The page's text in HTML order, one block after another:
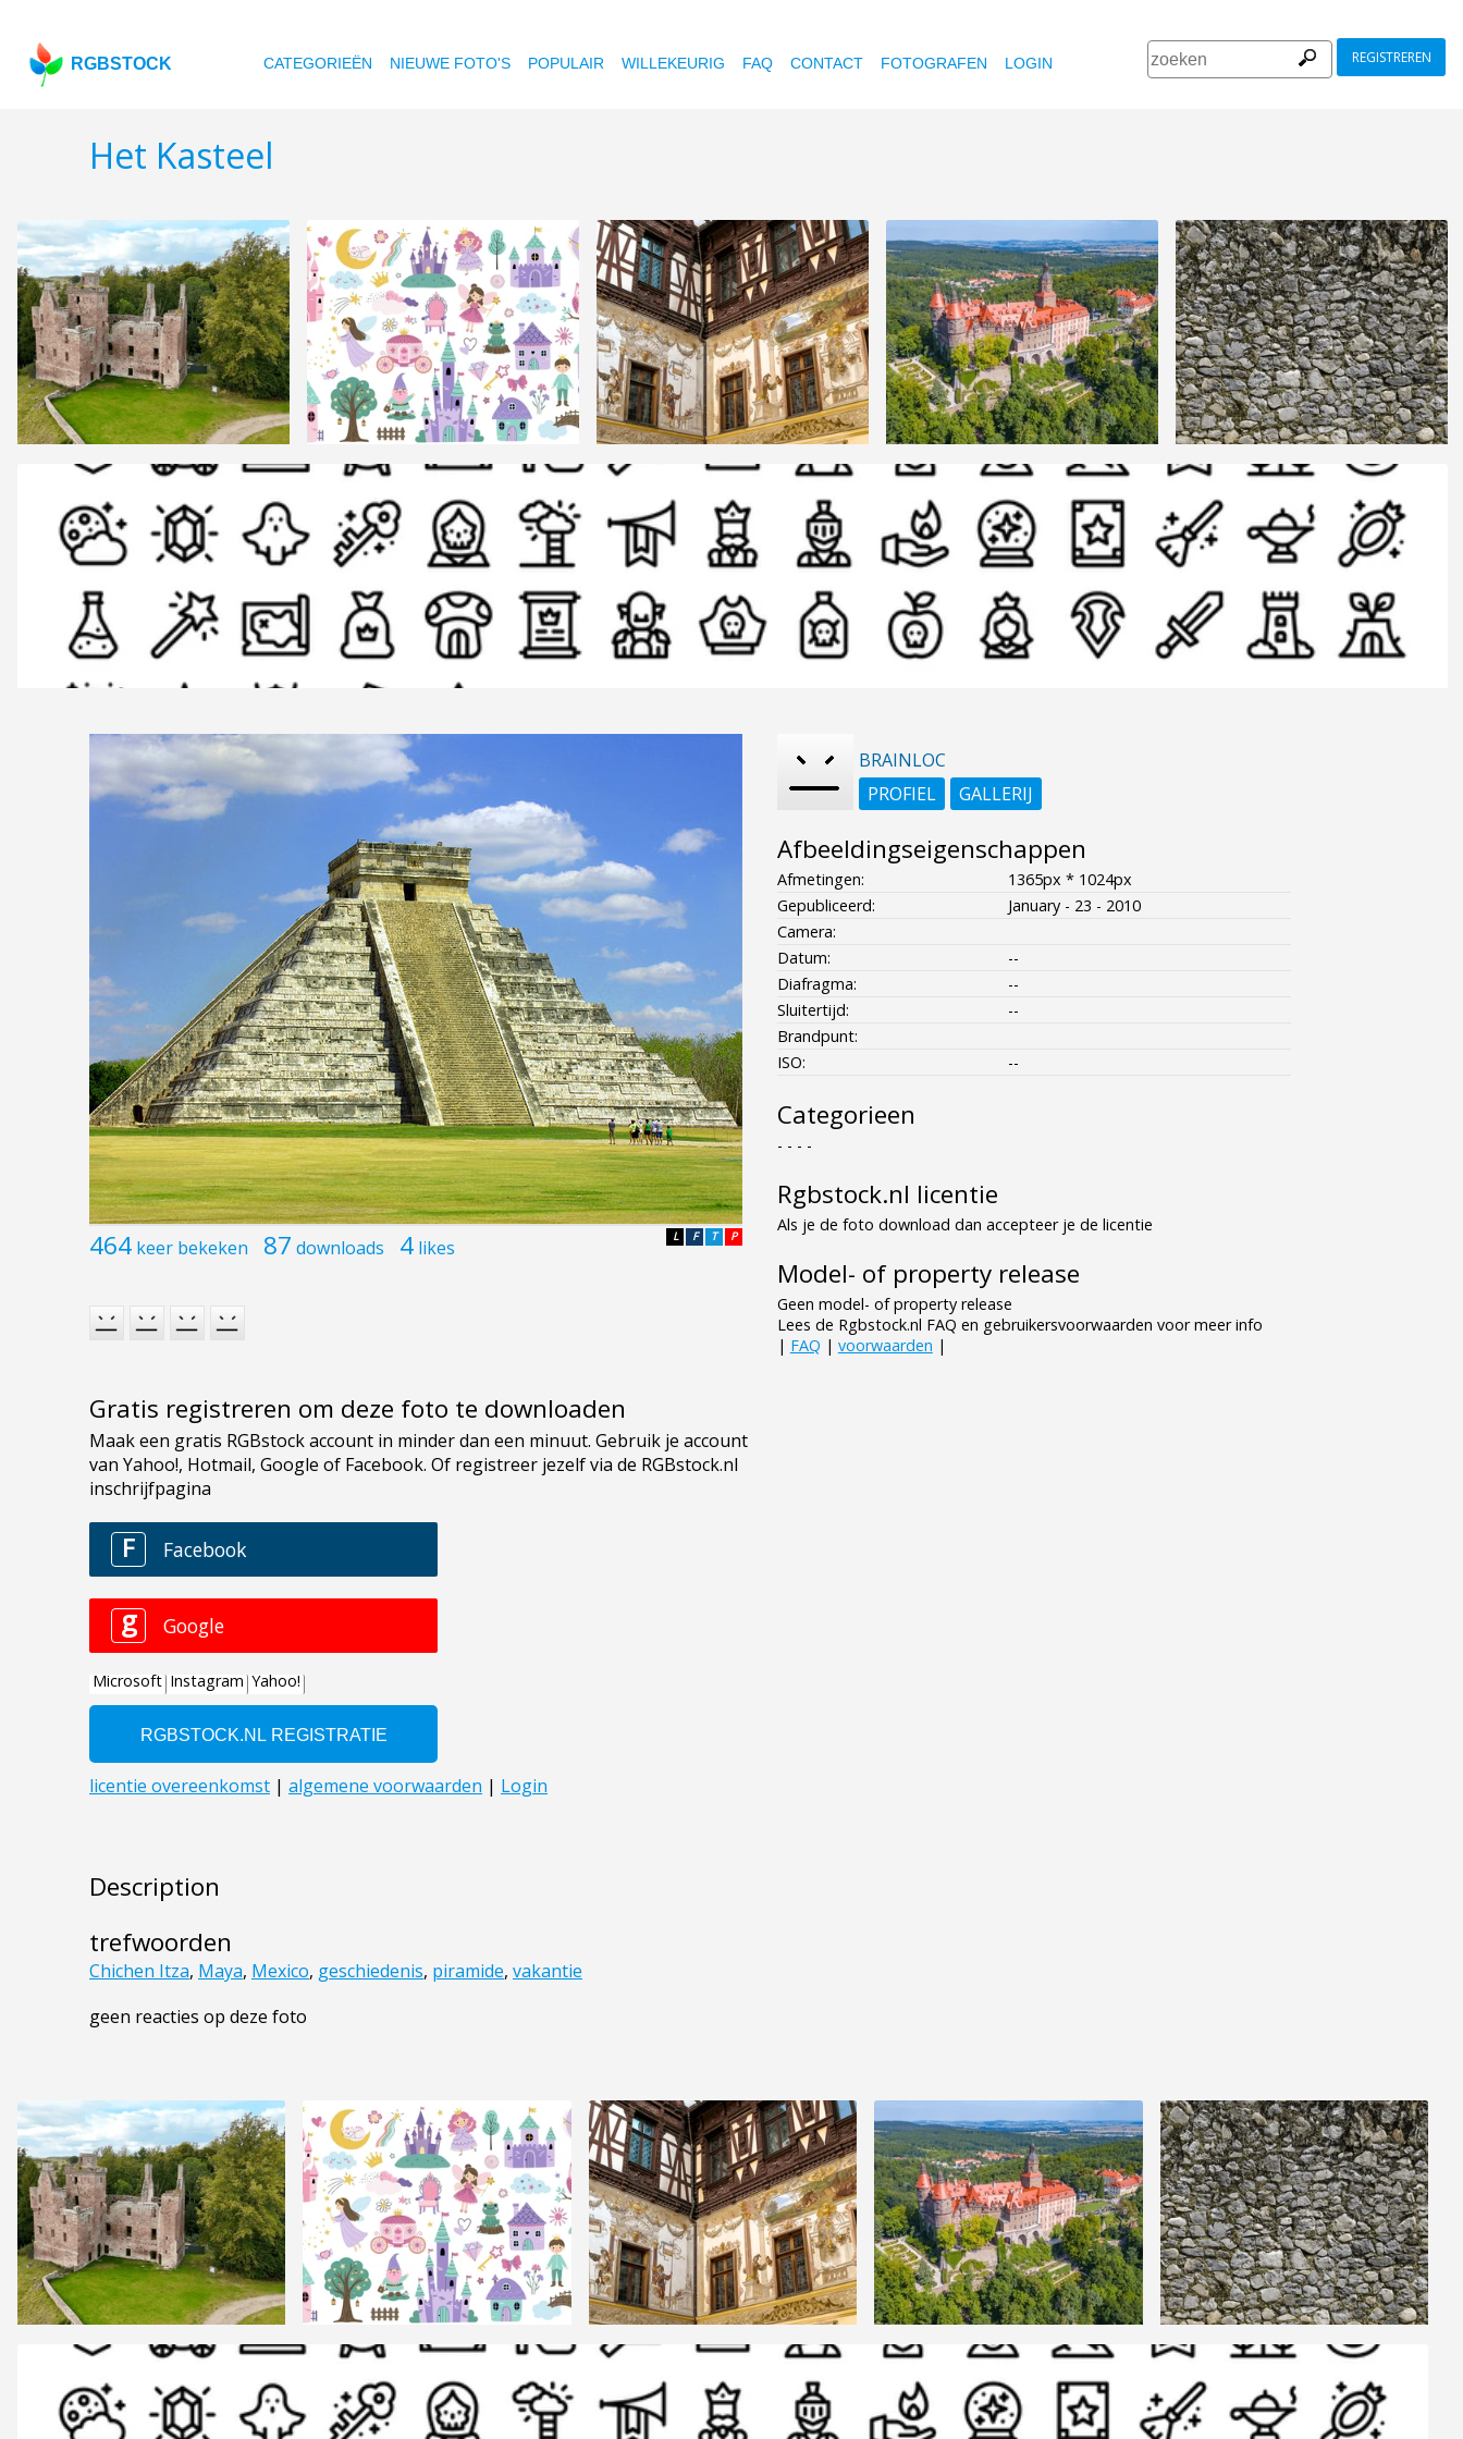
RGBSTOCK CATEGORIEËN NIEUWE FOTO'S POPULAIR WILLEKEURIG FAQ CONTACT FOTOGRAFEN LOGIN REGISTREREN
Het Kasteel
464 keer bekeken 87 downloads 4 likes P
T
F
L
Gratis registreren om deze foto te downloaden
Description
trefwoorden
Chichen Itza, Maya, Mexico, geschiedenis, piramide, vakantie
geen reacties op deze foto
BRAINLOC
PROFIEL
GALLERIJ
Afbeeldingseigenschappen
Afmetingen:
1365px * 1024px
Gepubliceerd:
January - 23 - 2010
Camera:
Datum:
--
Diafragma:
--
Sluitertijd:
--
Brandpunt:
ISO:
--
Categorieen
- - - -
Rgbstock.nl licentie
Als je de foto download dan accepteer je de licentie
Model- of property release
Geen model- of property release
Lees de Rgbstock.nl FAQ en gebruikersvoorwaarden voor meer info
| FAQ | voorwaarden |